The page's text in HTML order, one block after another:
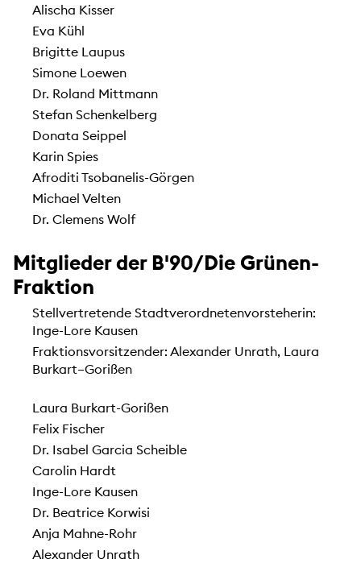
Alischa Kisser
Eva Kühl
Brigitte Laupus
Simone Loewen
Dr. Roland Mittmann
Stefan Schenkelberg
Donata Seippel
Karin Spies
Afroditi Tsobanelis-Görgen
Michael Velten
Dr. Clemens Wolf
Mitglieder der B'90/Die Grünen-
Fraktion
Stellvertretende Stadtverordnetenvorsteherin:
Inge-Lore Kausen
Fraktionsvorsitzender: Alexander Unrath, Laura
Burkart–Gorißen
Laura Burkart-Gorißen
Felix Fischer
Dr. Isabel Garcia Scheible
Carolin Hardt
Inge-Lore Kausen
Dr. Beatrice Korwisi
Anja Mahne-Rohr
Alexander Unrath